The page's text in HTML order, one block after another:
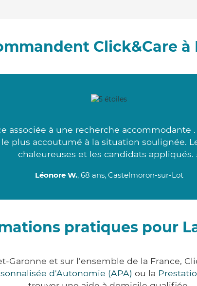
Click&Care à
associée à une recherche accommodante
plus accoutumé à la situation soulignée.
chaleureuses et les candidats appliqués.
Léonore W., 68 ans, Castelmoron-sur-Lot
pratiques pour
Garonne et sur l'ensemble de la France,
d'Autonomie (APA) ou la